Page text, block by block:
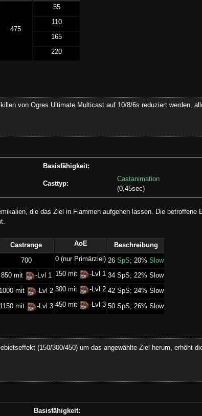
475
55
110
165
220
von Ogres Ultimate Multicast auf 10/8/6s reduziert werden,
Basisfähigkeit:
Casttyp:
Castanimation
(0,45sec)
die das Ziel in Flammen aufgehen lassen. Die betroffene
Castrange AoE Beschreibung
700 0 (nur Primärziel) ­26SpS; 20%Slow
850 mit -Lvl 1 150 mit -Lvl 1 ­34 SpS; 22% Slow
1000 mit -Lvl 2 300 mit -Lvl 2 ­42 SpS; 24% Slow
1150 mit -Lvl 3 450 mit -Lvl 3 ­50 SpS; 26% Slow
(150/300/450) um das angewählte Ziel herum, erhöht
Basisfähigkeit: